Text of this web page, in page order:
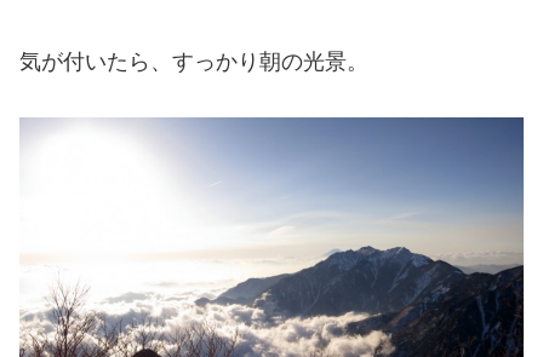
気が付いたら、すっかり朝の光景。